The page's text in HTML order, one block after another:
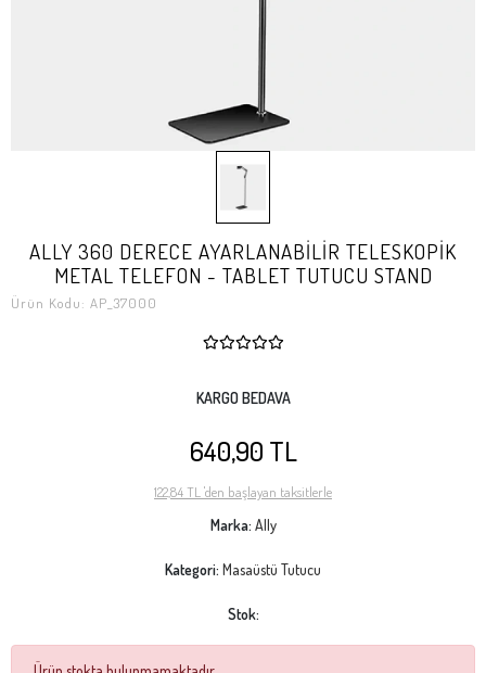
ALLY 360 DERECE AYARLANABİLİR TELESKOPİK
METAL TELEFON - TABLET TUTUCU STAND
Ürün Kodu: AP_37000
KARGO BEDAVA
640,90 TL
122,84 TL 'den başlayan taksitlerle
Marka: Ally
Kategori: Masaüstü Tutucu
Stok: